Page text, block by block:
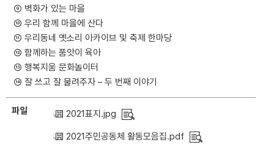
⑨ 벽화가 있는 마을
⑩ 우리 함께 마을에 산다
⑪ 우리동네 옛소리 아카이브 및 축제 한마당
⑫ 함께하는 품앗이 육아
⑬ 행복지움 문화놀이터
⑭ 잘 쓰고 잘 물려주자 – 두 번째 이야기
파일 2021표지.jpg
2021주민공동체 활동모음집.pdf